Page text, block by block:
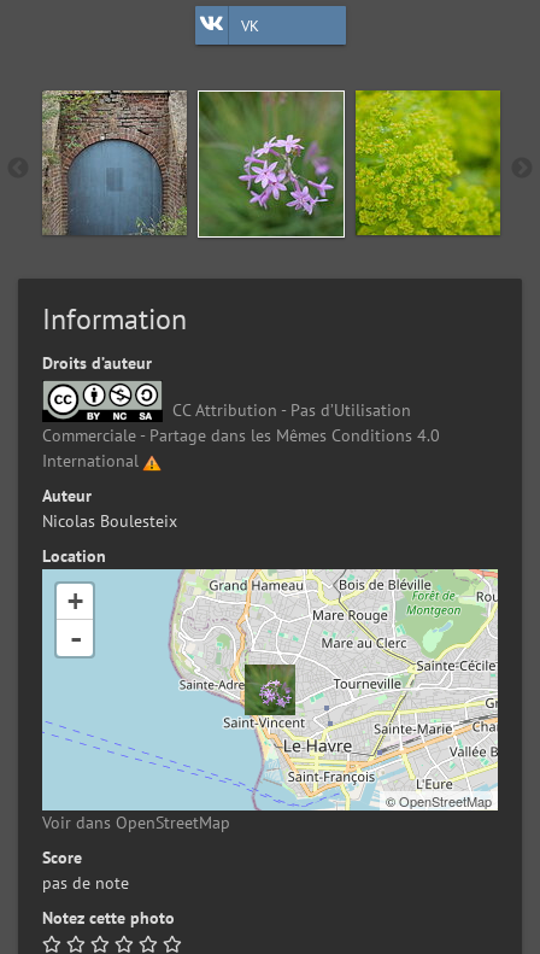
VK
Information
Droits d’auteur
CC Attribution - Pas d’Utilisation
Commerciale - Partage dans les Mêmes Conditions 4.0
International
Auteur
Nicolas Boulesteix
Location
+
-
©OpenStreetMap
Voir dans OpenStreetMap
Score
pas de note
Notez cette photo